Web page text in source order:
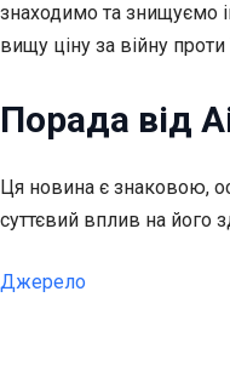
знаходимо та знищуємо
вищу ціну за війну проти
Порада від
Ця новина є знаковою,
суттєвий вплив на його
Джерело